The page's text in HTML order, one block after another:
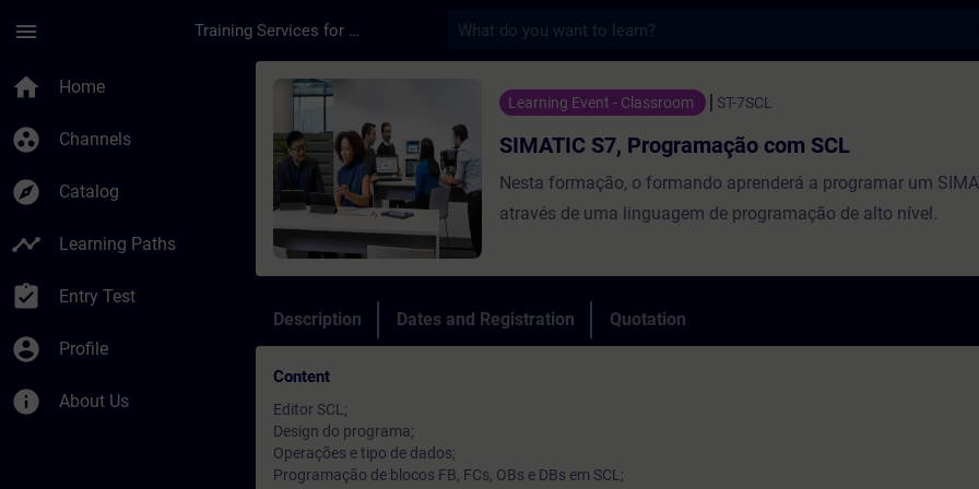
menu Training Services for Digital Industries
home Home
group_work Channels
explore Catalog
timeline Learning Paths
assignment_turned_in Entry Test
account_circle Profile
info About Us
Course - SIMATIC S7, Programação com SCL - Training -
Learning Event - Classroom ST-7SCL
SIMATIC S7, Programação com SCL
Nesta formação, o formando aprenderá a programar um
através de uma linguagem de programação de alto nível.
Description Dates and Registration Quotation
Content
Editor SCL;
Design do programa;
Operações e tipo de dados;
Programação de blocos FB, FCs, OBs e DBs em SCL;